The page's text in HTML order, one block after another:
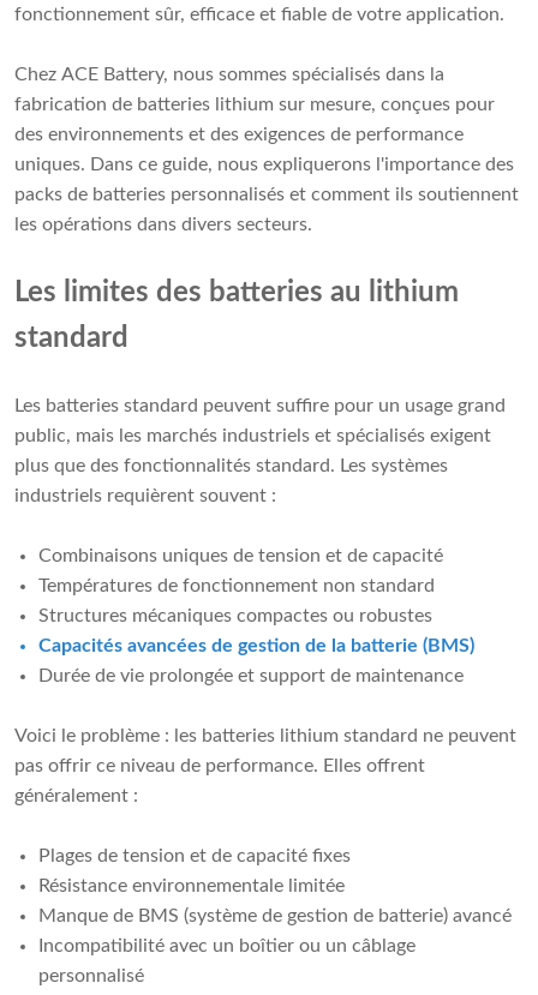
fonctionnement sûr, efficace et fiable de votre application.
Chez ACE Battery, nous sommes spécialisés dans la
fabrication de batteries lithium sur mesure, conçues pour
des environnements et des exigences de performance
uniques. Dans ce guide, nous expliquerons l'importance des
packs de batteries personnalisés et comment ils soutiennent
les opérations dans divers secteurs.
Les limites des batteries au lithium
standard
Les batteries standard peuvent suffire pour un usage grand
public, mais les marchés industriels et spécialisés exigent
plus que des fonctionnalités standard. Les systèmes
industriels requièrent souvent :
Combinaisons uniques de tension et de capacité
Températures de fonctionnement non standard
Structures mécaniques compactes ou robustes
Capacités avancées de gestion de la batterie (BMS)
Durée de vie prolongée et support de maintenance
Voici le problème : les batteries lithium standard ne peuvent
pas offrir ce niveau de performance. Elles offrent
généralement :
Plages de tension et de capacité fixes
Résistance environnementale limitée
Manque de BMS (système de gestion de batterie) avancé
Incompatibilité avec un boîtier ou un câblage
personnalisé